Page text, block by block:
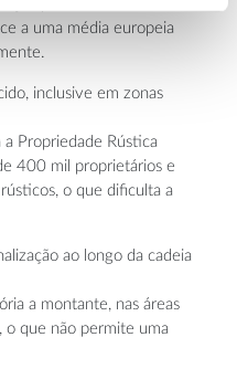
a uma média europeia
inclusive em zonas
Propriedade Rústica
400 mil proprietários e
o que dificulta a
ao longo da cadeia
a montante, nas áreas
o que não permite uma